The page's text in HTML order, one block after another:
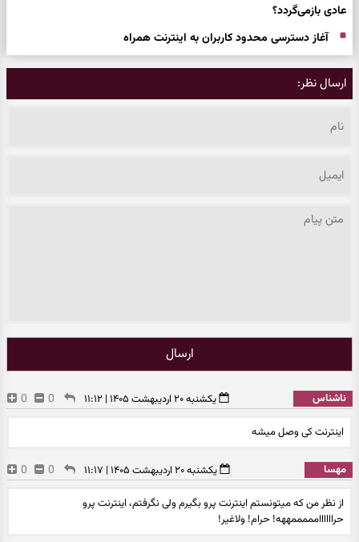
عادی بازمی‌گردد؟
آغاز دسترسی محدود کاربران به اینترنت همراه
ارسال نظر:
ارسال
ناشناس یکشنبه ۲۰ اردیبهشت ۱۴۰۵ | ۱۱:۱۲ 0
0
اینترنت کی وصل میشه
مهسا یکشنبه ۲۰ اردیبهشت ۱۴۰۵ | ۱۱:۱۷ 0
0
از نظر من که میتونستم اینترنت پرو بگیرم ولی نگرفتم، اینترنت پرو
حراااااامممممههه! حرام! ولاغیر!